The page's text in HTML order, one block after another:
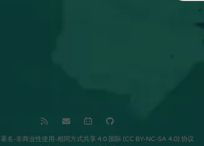
署名-非商业性使用-相同方式共享 4.0 国际 (CC BY-NC-SA 4.0) 协议